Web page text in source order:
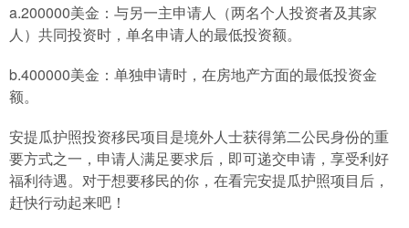
a.200000美金：与另一主申请人（两名个人投资者及其家
人）共同投资时，单名申请人的最低投资额。
b.400000美金：单独申请时，在房地产方面的最低投资金
额。
安提瓜护照投资移民项目是境外人士获得第二公民身份的重
要方式之一，申请人满足要求后，即可递交申请，享受利好
福利待遇。对于想要移民的你，在看完安提瓜护照项目后，
赶快行动起来吧！